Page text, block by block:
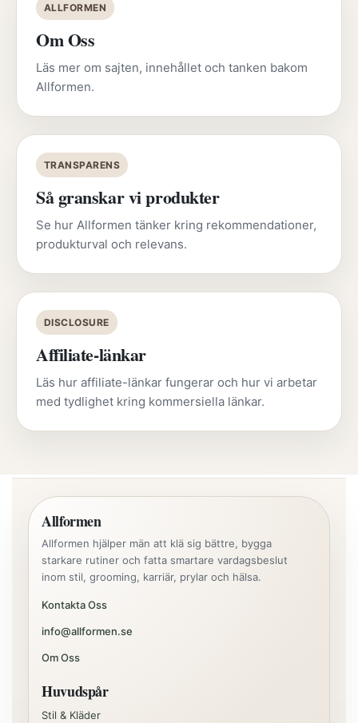
ALLFORMEN
Om Oss
Läs mer om sajten, innehållet och tanken bakom
Allformen.
TRANSPARENS
Så granskar vi produkter
Se hur Allformen tänker kring rekommendationer,
produkturval och relevans.
DISCLOSURE
Affiliate-länkar
Läs hur affiliate-länkar fungerar och hur vi arbetar
med tydlighet kring kommersiella länkar.
Allformen
Allformen hjälper män att klä sig bättre, bygga
starkare rutiner och fatta smartare vardagsbeslut
inom stil, grooming, karriär, prylar och hälsa.
Kontakta Oss
info@allformen.se
Om Oss
Huvudspår
Stil & Kläder